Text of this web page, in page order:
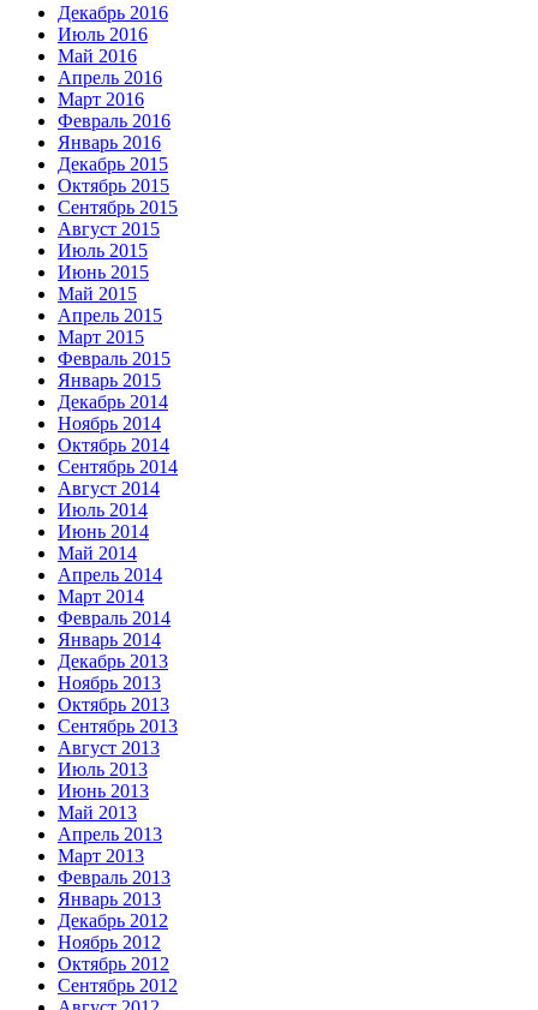
Декабрь 2016
Июль 2016
Май 2016
Апрель 2016
Март 2016
Февраль 2016
Январь 2016
Декабрь 2015
Октябрь 2015
Сентябрь 2015
Август 2015
Июль 2015
Июнь 2015
Май 2015
Апрель 2015
Март 2015
Февраль 2015
Январь 2015
Декабрь 2014
Ноябрь 2014
Октябрь 2014
Сентябрь 2014
Август 2014
Июль 2014
Июнь 2014
Май 2014
Апрель 2014
Март 2014
Февраль 2014
Январь 2014
Декабрь 2013
Ноябрь 2013
Октябрь 2013
Сентябрь 2013
Август 2013
Июль 2013
Июнь 2013
Май 2013
Апрель 2013
Март 2013
Февраль 2013
Январь 2013
Декабрь 2012
Ноябрь 2012
Октябрь 2012
Сентябрь 2012